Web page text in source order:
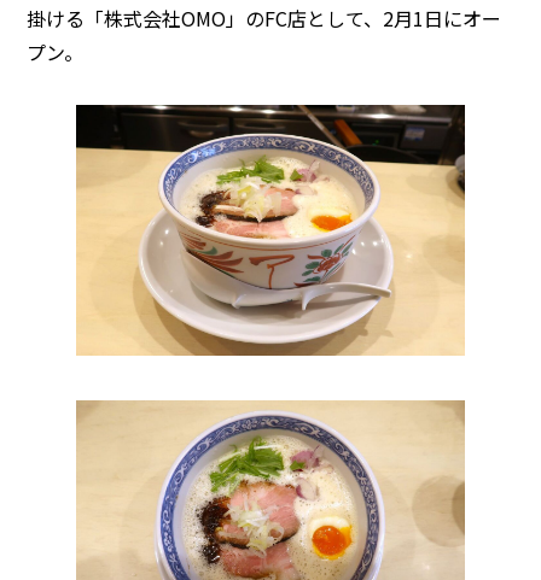
掛ける「株式会社OMO」のFC店として、2月1日にオー
プン。